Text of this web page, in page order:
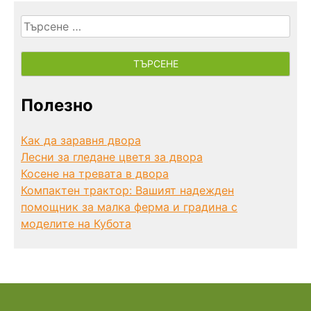
Търсене
за:
Полезно
Как да заравня двора
Лесни за гледане цветя за двора
Косене на тревата в двора
Компактен трактор: Вашият надежден
помощник за малка ферма и градина с
моделите на Кубота